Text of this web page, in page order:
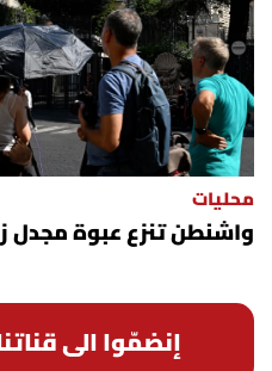
محليات
واشنطن تنزع عبوة مجدل
إنضمّوا الى